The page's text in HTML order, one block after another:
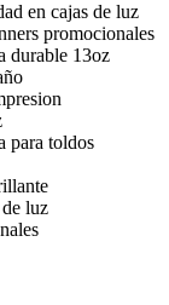
en cajas de luz
promocionales
durable 13oz
para toldos
luz